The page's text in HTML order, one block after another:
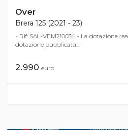
Over
Brera 125 (2021 - 23)
- Rif: SAL-VEM210034 - La dotazione
dotazione pubblicata...
2.990 euro